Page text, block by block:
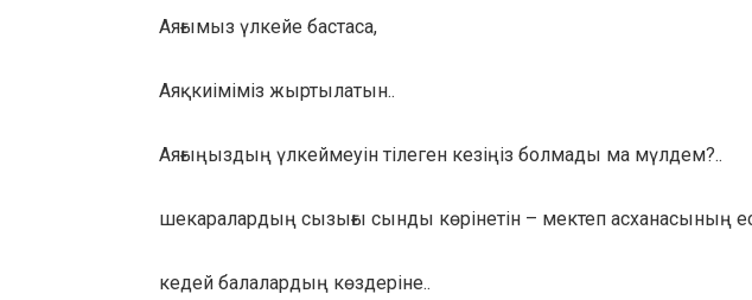
Аяғымыз үлкейе бастаса,
Аяқкиіміміз жыртылатын..
Аяғыңыздың үлкеймеуін тілеген кезіңіз болмады ма мүлдем?..
шекаралардың сызығы сынды көрінетін – мектеп асханасының
кедей балалардың көздеріне..